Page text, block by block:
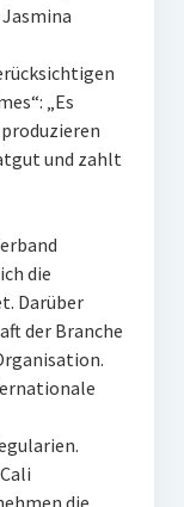
„Es
und zahlt
die
Darüber
der Branche
die